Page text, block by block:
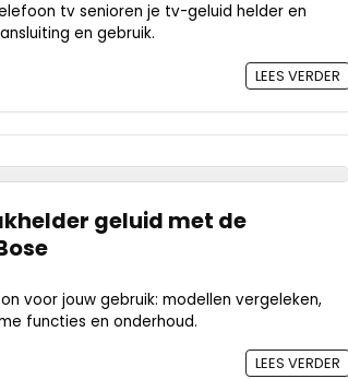
tv senioren je tv-geluid helder en
en gebruik.
LEES VERDER
geluid met de
voor jouw gebruik: modellen vergeleken,
functies en onderhoud.
LEES VERDER